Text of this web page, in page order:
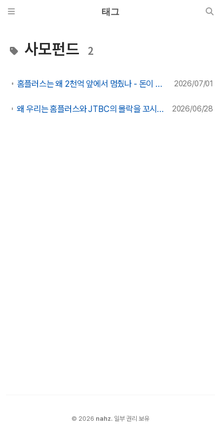
태그
사모펀드 2
홈플러스는 왜 2천억 앞에서 멈췄나 - 돈이 없어서가 아니라 위험을 떠안을 사람이 없어서다 2026/07/01
왜 우리는 홈플러스와 JTBC의 몰락을 꼬시다고 말하는가 - 외국 플랫폼과 상속 자본의 시대 2026/06/28
© 2026 nahz. 일부 권리 보유